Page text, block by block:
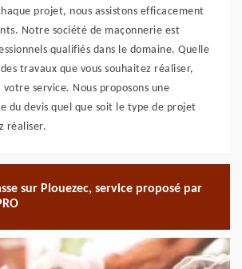
projet, nous assistons efficacement
Notre société de maçonnerie est
qualifiés dans le domaine. Quelle
travaux que vous souhaitez réaliser,
service. Nous proposons une
du devis quel que soit le type de projet
réaliser.
sur Plouezec, service proposé par